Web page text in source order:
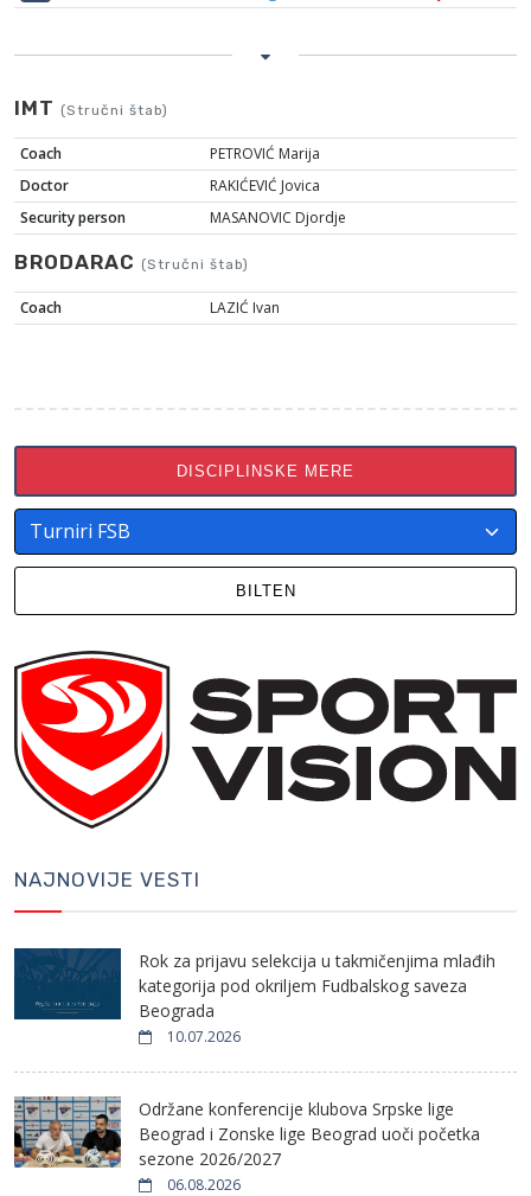
IMT (Stručni štab)
Coach
PETROVIĆ Marija
Doctor
RAKIĆEVIĆ Jovica
Security person
MASANOVIC Djordje
BRODARAC (Stručni štab)
Coach LAZIĆ Ivan
DISCIPLINSKE MERE
BILTEN
NAJNOVIJE VESTI
Rok za prijavu selekcija u takmičenjima mlađih
kategorija pod okriljem Fudbalskog saveza
Beograda
10.07.2026
Održane konferencije klubova Srpske lige
Beograd i Zonske lige Beograd uoči početka
sezone 2026/2027
06.08.2026